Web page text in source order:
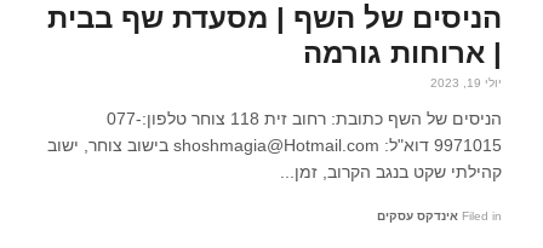
הניסים של השף | מסעדת שף בבית
| ארוחות גורמה
יולי 19, 2023
הניסים של השף כתובת: רחוב זית 118 צוחר טלפון:077-
9971015 דוא"ל: shoshmagia@Hotmail.com בישוב צוחר, ישוב
קהילתי שקט בנגב הקרוב, זמן...
Filed in אינדקס עסקים